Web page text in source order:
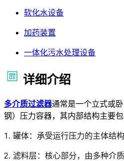
软化水设备
加药装置
一体化污水处理设备
详细介绍
多介质过滤器通常是一个立式或
钢）压力容器，其内部结构主要包
罐体：承受运行压力的主体结构
滤料层：核心部分，由多种介